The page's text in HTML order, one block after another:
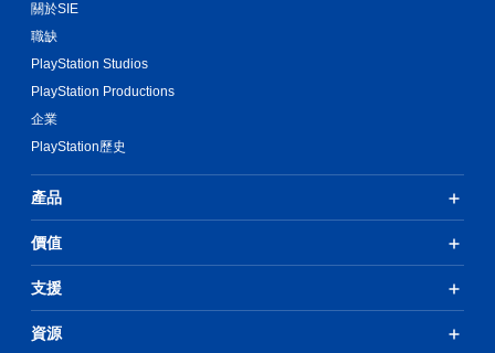
關於SIE
職缺
PlayStation Studios
PlayStation Productions
企業
PlayStation歷史
產品
價值
支援
資源